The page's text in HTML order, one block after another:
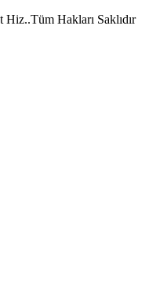
Hakları Saklıdır